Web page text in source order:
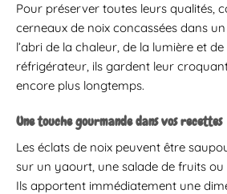
Pour préserver toutes leurs qualités,
cerneaux de noix concassées dans
l’abri de la chaleur, de la lumière et de
réfrigérateur, ils gardent leur
encore plus longtemps.
Une touche gourmande dans vos recettes
Les éclats de noix peuvent être
sur un yaourt, une salade de fruits ou
Ils apportent immédiatement une